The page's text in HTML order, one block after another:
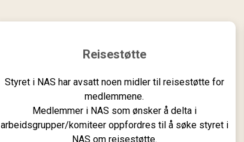
Reisestøtte
Styret i NAS har avsatt noen midler til reisestøtte for
medlemmene.
Medlemmer i NAS som ønsker å delta i
arbeidsgrupper/komiteer oppfordres til å søke styret i
NAS om reisestøtte.